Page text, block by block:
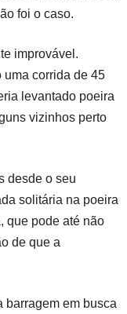
foi o caso.
improvável.
uma corrida de 45
levantado poeira
vizinhos perto
desde o seu
solitária na poeira
que pode até não
de que a
barragem em busca